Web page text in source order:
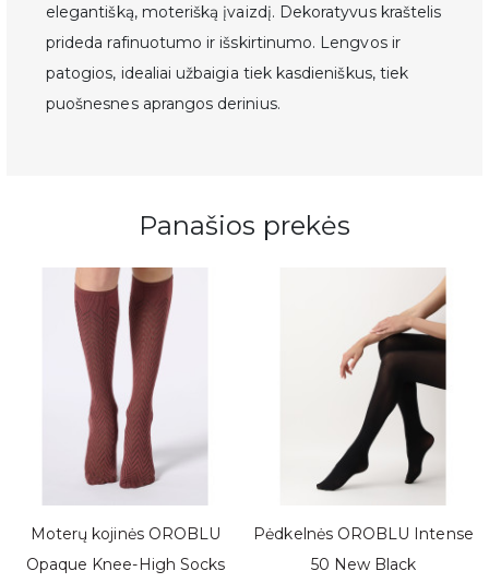
elegantišką, moterišką įvaizdį. Dekoratyvus kraštelis
prideda rafinuotumo ir išskirtinumo. Lengvos ir
patogios, idealiai užbaigia tiek kasdieniškus, tiek
puošnesnes aprangos derinius.
Panašios prekės
Moterų kojinės OROBLU
Opaque Knee-High Socks
Pėdkelnės OROBLU Intense
50 New Black